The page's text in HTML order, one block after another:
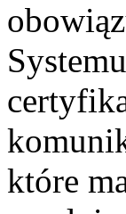
które